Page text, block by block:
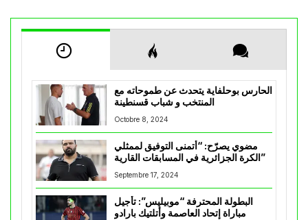
الحارس بوحلفاية يتحدث عن طموحاته مع
المنتخب و شباب قسنطينة
Octobre 8, 2024
مضوي يصرّح: “أتمنى التوفيق لممثلي
الكرة الجزائرية في المسابقات القارية”
Septembre 17, 2024
البطولة المحترفة “موبيليس”: تأجيل
مباراة إتحاد العاصمة وأتلتيك بارادو